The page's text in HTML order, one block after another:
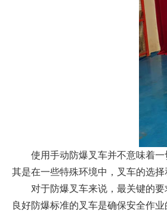
使用手动防爆叉车并不意味着
其是在一些特殊环境中，叉车的选择
对于防爆叉车来说，最关键的
良好防爆标准的叉车是确保安全作业